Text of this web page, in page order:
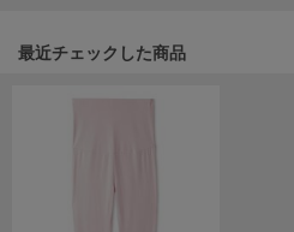
リリーブラウンランジェリー
LITTLE UNION TOKYO
関連記事
最近チェックした商品